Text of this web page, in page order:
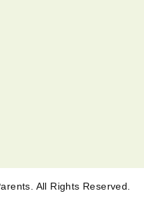
All Rights Reserved.